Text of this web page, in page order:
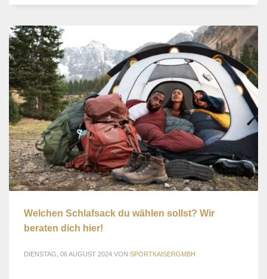
Welchen Schlafsack du wählen sollst? Wir
beraten dich hier!
DIENSTAG, 06 AUGUST 2024 VON SPORTKAISERGMBH